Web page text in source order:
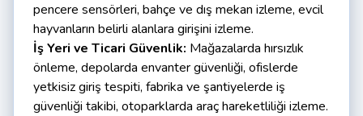
pencere sensörleri, bahçe ve dış mekan izleme, evcil
hayvanların belirli alanlara girişini izleme.
İş Yeri ve Ticari Güvenlik: Mağazalarda hırsızlık
önleme, depolarda envanter güvenliği, ofislerde
yetkisiz giriş tespiti, fabrika ve şantiyelerde iş
güvenliği takibi, otoparklarda araç hareketliliği izleme.